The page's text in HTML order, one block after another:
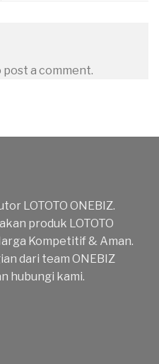
post a comment.
LOTOTO ONEBIZ.
produk LOTOTO
Kompetitif & Aman.
dari team ONEBIZ
hubungi kami.